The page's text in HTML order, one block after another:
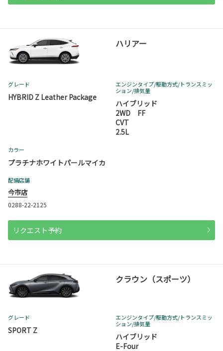
ハリアー
グレード
HYBRID Z Leather Package
エンジンタイプ/駆動方式/トランスミッ
ション/排気量
ハイブリッド
2WD FF
CVT
2.5L
カラー
プラチナホワイトパールマイカ
配備店舗
今市店
0288-22-2125
リクエスト予約
クラウン（スポーツ）
グレード
SPORT Z
エンジンタイプ/駆動方式/トランスミッ
ション/排気量
ハイブリッド
E-Four